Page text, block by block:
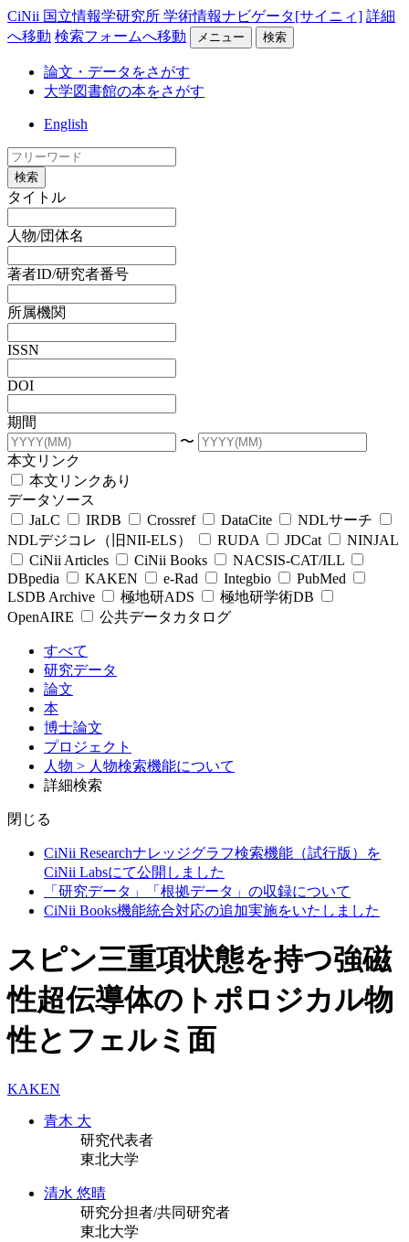
CiNii 国立情報学研究所 学術情報ナビゲータ[サイニィ] 詳細
へ移動 検索フォームへ移動 メニュー 検索
論文・データをさがす
大学図書館の本をさがす
English
検索
タイトル
人物/団体名
著者ID/研究者番号
所属機関
ISSN
DOI
期間
〜
本文リンク
本文リンクあり
データソース
JaLC
IRDB Crossref DataCite
NDLサーチ
NDLデジコレ（旧NII-ELS）
RUDA JDCat
NINJAL
CiNii Articles
CiNii Books
NACSIS-CAT/ILL
DBpedia
KAKEN e-Rad Integbio
PubMed
LSDB Archive
極地研ADS
極地研学術DB
OpenAIRE
公共データカタログ
すべて
研究データ
論文
本
博士論文
プロジェクト
人物 > 人物検索機能について
詳細検索
閉じる
CiNii Researchナレッジグラフ検索機能（試行版）を
CiNii Labsにて公開しました
「研究データ」「根拠データ」の収録について
CiNii Books機能統合対応の追加実施をいたしました
スピン三重項状態を持つ強磁
性超伝導体のトポロジカル物
性とフェルミ面
KAKEN
青木 大
研究代表者
東北大学
清水 悠晴
研究分担者/共同研究者
東北大学